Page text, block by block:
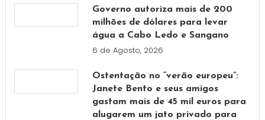
Governo autoriza mais de 200
milhões de dólares para levar
água a Cabo Ledo e Sangano
6 de Agosto, 2026
Ostentação no “verão europeu”:
Janete Bento e seus amigos
gastam mais de 45 mil euros para
alugarem um jato privado para